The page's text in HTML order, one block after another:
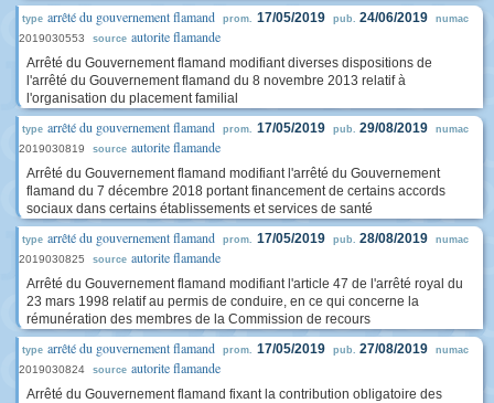
type arrêté du gouvernement flamand prom. 17/05/2019 pub. 24/06/2019 numac
2019030553 source autorite flamande
Arrêté du Gouvernement flamand modifiant diverses dispositions de
l'arrêté du Gouvernement flamand du 8 novembre 2013 relatif à
l'organisation du placement familial
type arrêté du gouvernement flamand prom. 17/05/2019 pub. 29/08/2019 numac
2019030819 source autorite flamande
Arrêté du Gouvernement flamand modifiant l'arrêté du Gouvernement
flamand du 7 décembre 2018 portant financement de certains accords
sociaux dans certains établissements et services de santé
type arrêté du gouvernement flamand prom. 17/05/2019 pub. 28/08/2019 numac
2019030825 source autorite flamande
Arrêté du Gouvernement flamand modifiant l'article 47 de l'arrêté royal du
23 mars 1998 relatif au permis de conduire, en ce qui concerne la
rémunération des membres de la Commission de recours
type arrêté du gouvernement flamand prom. 17/05/2019 pub. 27/08/2019 numac
2019030824 source autorite flamande
Arrêté du Gouvernement flamand fixant la contribution obligatoire des